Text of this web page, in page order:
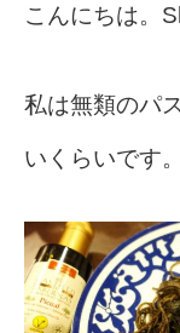
こんにちは。
私は無類のパ
いくらいです。